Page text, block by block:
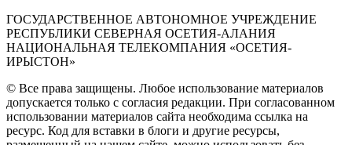
ГОСУДАРСТВЕННОЕ АВТОНОМНОЕ УЧРЕЖДЕНИЕ
РЕСПУБЛИКИ СЕВЕРНАЯ ОСЕТИЯ-АЛАНИЯ
НАЦИОНАЛЬНАЯ ТЕЛЕКОМПАНИЯ «ОСЕТИЯ-
ИРЫСТОН»
© Все права защищены. Любое использование материалов
допускается только с согласия редакции. При согласованном
использовании материалов сайта необходима ссылка на
ресурс. Код для вставки в блоги и другие ресурсы,